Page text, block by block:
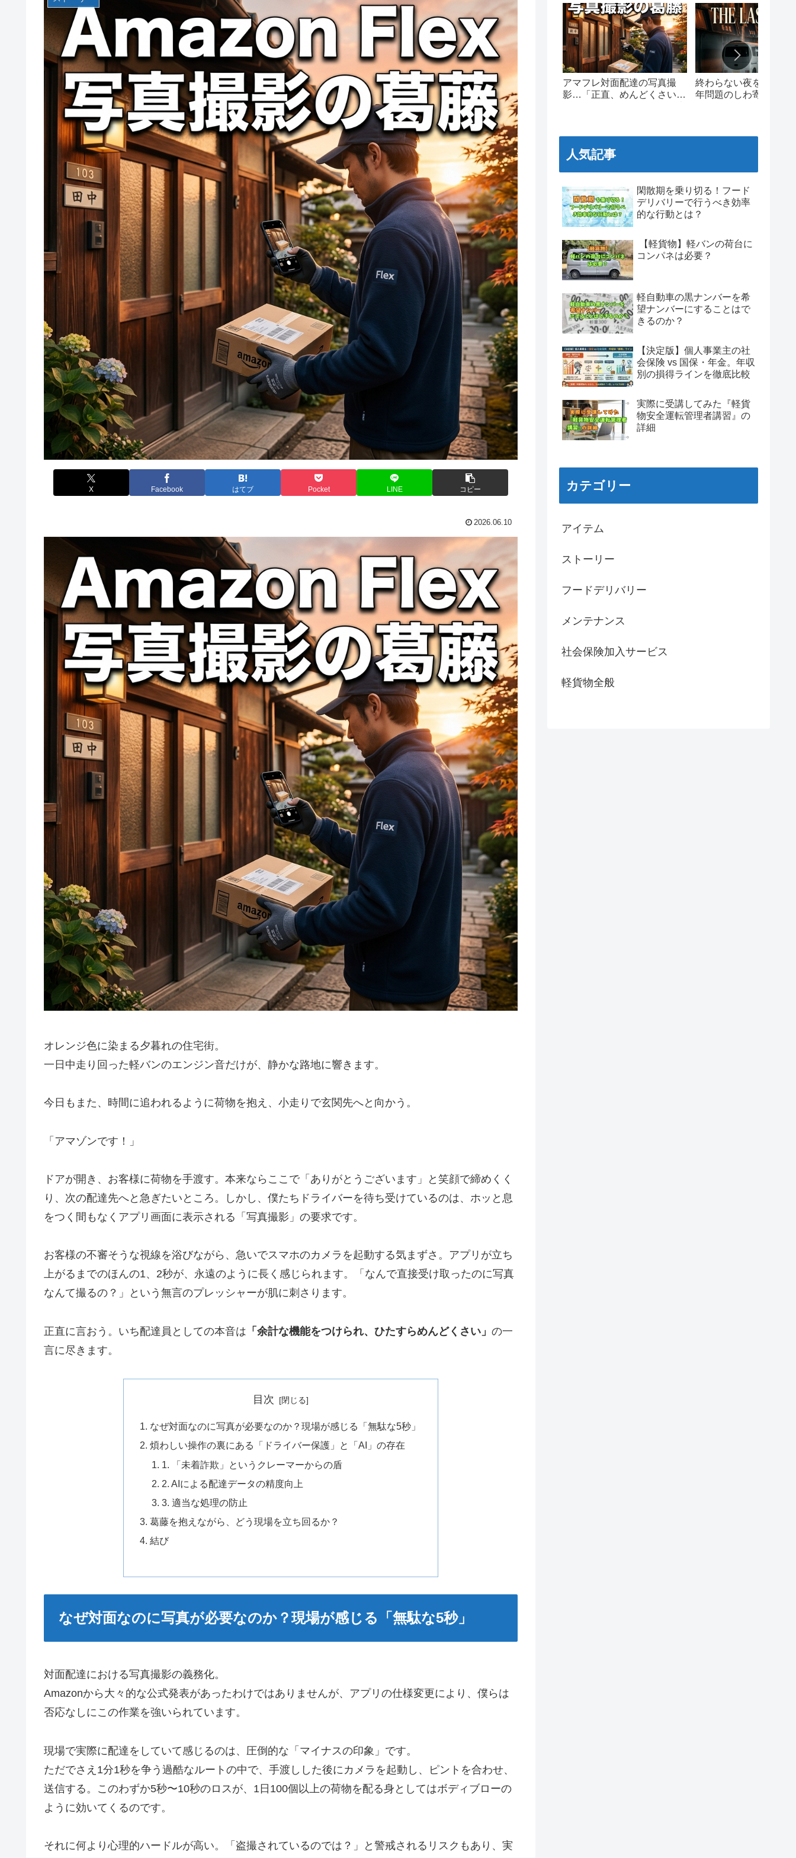
X Facebook はてブ Pocket LINE コピー
2026.06.10
オレンジ色に染まる夕暮れの住宅街。
一日中走り回った軽バンのエンジン音だけが、静かな路地に響きます。
今日もまた、時間に追われるように荷物を抱え、小走りで玄関先へと向かう。
「アマゾンです！」
ドアが開き、お客様に荷物を手渡す。本来ならここで「ありがとうございます」と笑顔で締めくく
り、次の配達先へと急ぎたいところ。しかし、僕たちドライバーを待ち受けているのは、ホッと息
をつく間もなくアプリ画面に表示される「写真撮影」の要求です。
お客様の不審そうな視線を浴びながら、急いでスマホのカメラを起動する気まずさ。アプリが立ち
上がるまでのほんの1、2秒が、永遠のように長く感じられます。「なんで直接受け取ったのに写真
なんて撮るの？」という無言のプレッシャーが肌に刺さります。
正直に言おう。いち配達員としての本音は 「余計な機能をつけられ、ひたすらめんどくさい」 の一
言に尽きます。
目次
なぜ対面なのに写真が必要なのか？現場が感じる「無駄な5秒」
煩わしい操作の裏にある「ドライバー保護」と「AI」の存在
1. 「未着詐欺」というクレーマーからの盾
2. AIによる配達データの精度向上
3. 適当な処理の防止
葛藤を抱えながら、どう現場を立ち回るか？
結び
なぜ対面なのに写真が必要なのか？現場が感じる「無駄な5秒」
対面配達における写真撮影の義務化。
Amazonから大々的な公式発表があったわけではありませんが、アプリの仕様変更により、僕らは
否応なしにこの作業を強いられています。
現場で実際に配達をしていて感じるのは、圧倒的な「マイナスの印象」です。
ただでさえ1分1秒を争う過酷なルートの中で、手渡しした後にカメラを起動し、ピントを合わせ、
送信する。このわずか5秒〜10秒のロスが、1日100個以上の荷物を配る身としてはボディブローの
ように効いてくるのです。
それに何より心理的ハードルが高い。「盗撮されているのでは？」と警戒されるリスクもあり、実
アマフレ対面配達の写真撮
影…「正直、めんどくさい」
終わらない夜を走る。
年問題のしわ寄せと、
人気記事
閑散期を乗り切る！フード
デリバリーで行うべき効率
的な行動とは？
【軽貨物】軽バンの荷台に
コンパネは必要？
軽自動車の黒ナンバーを希
望ナンバーにすることはで
きるのか？
【決定版】個人事業主の社
会保険 vs 国保・年金。年収
別の損得ラインを徹底比較
実際に受講してみた『軽貨
物安全運転管理者講習』の
詳細
カテゴリー
アイテム
ストーリー
フードデリバリー
メンテナンス
社会保険加入サービス
軽貨物全般